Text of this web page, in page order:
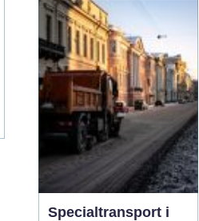
træder ind. Mange i
Ølstykke står dog med
samme udfordring:
Tiden, kræf...
Specialtransport i